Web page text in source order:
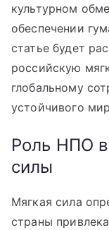
культурном
обеспечении
статье будет
российскую
глобальному
устойчивого
Роль НПО
силы
Мягкая сила
страны